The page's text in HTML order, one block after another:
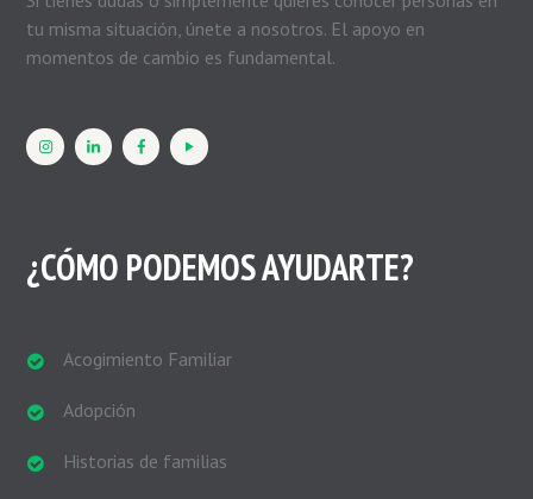
tu misma situación, únete a nosotros. El apoyo en
momentos de cambio es fundamental.
¿CÓMO PODEMOS AYUDARTE?
Acogimiento Familiar
Adopción
Historias de familias